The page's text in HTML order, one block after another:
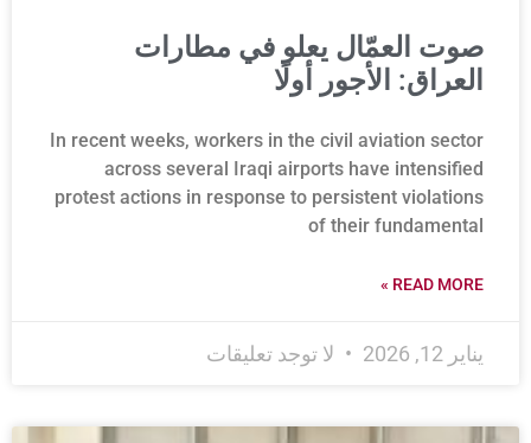
صوت العمّال يعلو في مطارات
العراق: الأجور أولًا
In recent weeks, workers in the civil aviation sector
across several Iraqi airports have intensified
protest actions in response to persistent violations
of their fundamental
READ MORE »
يناير 12, 2026 لا توجد تعليقات